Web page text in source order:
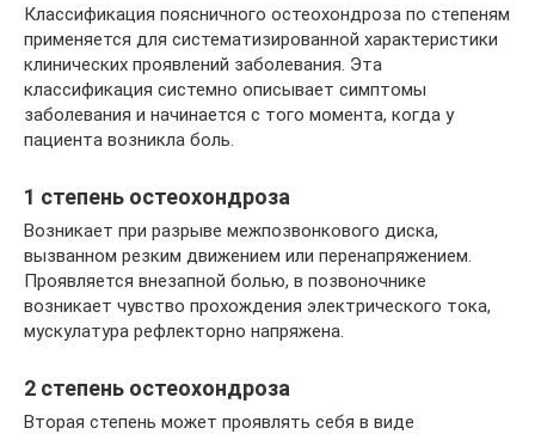
Классификация поясничного остеохондроза по степеням
применяется для систематизированной характеристики
клинических проявлений заболевания. Эта
классификация системно описывает симптомы
заболевания и начинается с того момента, когда у
пациента возникла боль.
1 степень остеохондроза
Возникает при разрыве межпозвонкового диска,
вызванном резким движением или перенапряжением.
Проявляется внезапной болью, в позвоночнике
возникает чувство прохождения электрического тока,
мускулатура рефлекторно напряжена.
2 степень остеохондроза
Вторая степень может проявлять себя в виде